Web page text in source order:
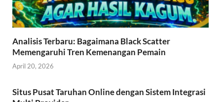
Analisis Terbaru: Bagaimana Black Scatter
Memengaruhi Tren Kemenangan Pemain
April 20, 2026
Situs Pusat Taruhan Online dengan Sistem Integrasi